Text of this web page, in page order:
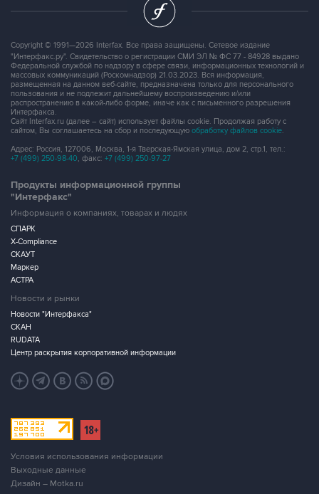
Copyright © 1991—2026 Interfax. Все права защищены. Сетевое издание
"Интерфакс.ру". Свидетельство о регистрации СМИ ЭЛ № ФС 77 - 84928 выдано
Федеральной службой по надзору в сфере связи, информационных технологий и
массовых коммуникаций (Роскомнадзор) 21.03.2023. Вся информация,
размещенная на данном веб-сайте, предназначена только для персонального
пользования и не подлежит дальнейшему воспроизведению и/или
распространению в какой-либо форме, иначе как с письменного разрешения
Интерфакса.
Сайт Interfax.ru (далее – сайт) использует файлы cookie. Продолжая работу с
сайтом, Вы соглашаетесь на сбор и последующую обработку файлов cookie.
Адрес: Россия, 127006, Москва, 1-я Тверская-Ямская улица, дом 2, стр.1, тел.:
+7 (499) 250-98-40, факс: +7 (499) 250-97-27
Продукты информационной группы
"Интерфакс"
Информация о компаниях, товарах и людях
СПАРК
X-Compliance
СКАУТ
Маркер
АСТРА
Новости и рынки
Новости "Интерфакса"
СКАН
RUDATA
Центр раскрытия корпоративной информации
Условия использования информации
Выходные данные
Дизайн – Motka.ru